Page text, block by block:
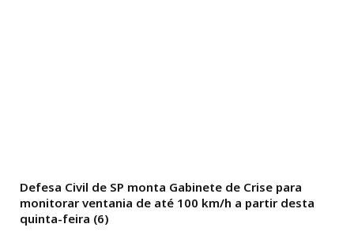
Defesa Civil de SP monta Gabinete de Crise para
monitorar ventania de até 100 km/h a partir desta
quinta-feira (6)